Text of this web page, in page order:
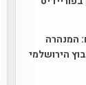
המנהרה
הירושלמי